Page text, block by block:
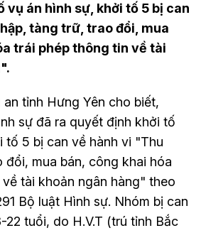
vụ án hình sự, khởi tố 5 bị can
tàng trữ, trao đổi, mua
trái phép thông tin về tài
tỉnh Hưng Yên cho biết,
sự đã ra quyết định khởi tố
tố 5 bị can về hành vi "Thu
đổi, mua bán, công khai hóa
tài khoản ngân hàng" theo
Bộ luật Hình sự. Nhóm bị can
tuổi, do H.V.T (trú tỉnh Bắc